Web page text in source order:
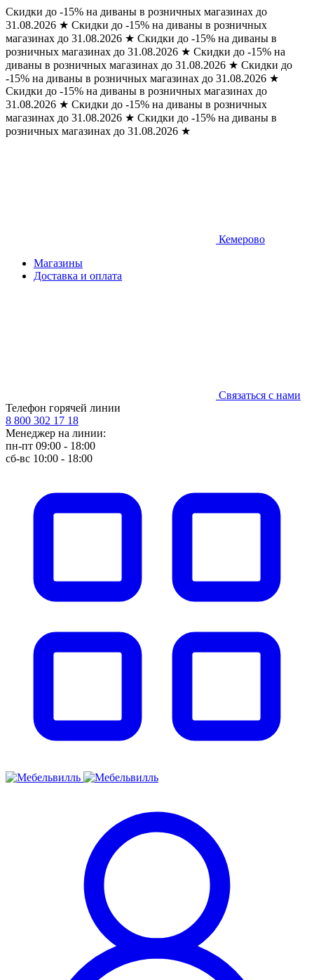
Скидки до -15% на диваны в розничных магазинах до
31.08.2026 ★ Скидки до -15% на диваны в розничных
магазинах до 31.08.2026 ★ Скидки до -15% на диваны в
розничных магазинах до 31.08.2026 ★ Скидки до -15% на
диваны в розничных магазинах до 31.08.2026 ★ Скидки до
-15% на диваны в розничных магазинах до 31.08.2026 ★
Скидки до -15% на диваны в розничных магазинах до
31.08.2026 ★ Скидки до -15% на диваны в розничных
магазинах до 31.08.2026 ★ Скидки до -15% на диваны в
розничных магазинах до 31.08.2026 ★
Кемерово
Магазины
Доставка и оплата
Связаться с нами
Телефон горячей линии
8 800 302 17 18
Менеджер на линии:
пн-пт 09:00 - 18:00
сб-вс 10:00 - 18:00